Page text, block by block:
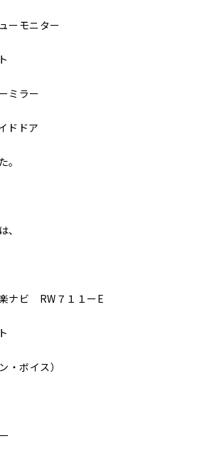
ーモニター
ミラー
ドドア
。
、
ナビ RW７１１ーE
・ボイス）